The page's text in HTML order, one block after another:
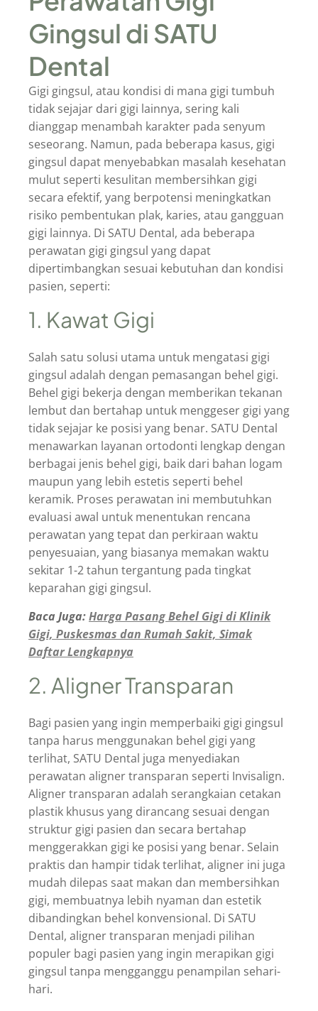
Gingsul di SATU
Dental
Gigi gingsul, atau kondisi di mana gigi tumbuh
tidak sejajar dari gigi lainnya, sering kali
dianggap menambah karakter pada senyum
seseorang. Namun, pada beberapa kasus, gigi
gingsul dapat menyebabkan masalah kesehatan
mulut seperti kesulitan membersihkan gigi
secara efektif, yang berpotensi meningkatkan
risiko pembentukan plak, karies, atau gangguan
gigi lainnya. Di SATU Dental, ada beberapa
perawatan gigi gingsul yang dapat
dipertimbangkan sesuai kebutuhan dan kondisi
pasien, seperti:
1. Kawat Gigi
Salah satu solusi utama untuk mengatasi gigi
gingsul adalah dengan pemasangan behel gigi.
Behel gigi bekerja dengan memberikan tekanan
lembut dan bertahap untuk menggeser gigi yang
tidak sejajar ke posisi yang benar. SATU Dental
menawarkan layanan ortodonti lengkap dengan
berbagai jenis behel gigi, baik dari bahan logam
maupun yang lebih estetis seperti behel
keramik. Proses perawatan ini membutuhkan
evaluasi awal untuk menentukan rencana
perawatan yang tepat dan perkiraan waktu
penyesuaian, yang biasanya memakan waktu
sekitar 1-2 tahun tergantung pada tingkat
keparahan gigi gingsul.
Baca Juga:Harga Pasang Behel Gigi di Klinik
Gigi, Puskesmas dan Rumah Sakit, Simak
Daftar Lengkapnya
2. Aligner Transparan
Bagi pasien yang ingin memperbaiki gigi gingsul
tanpa harus menggunakan behel gigi yang
terlihat, SATU Dental juga menyediakan
perawatan aligner transparan seperti Invisalign.
Aligner transparan adalah serangkaian cetakan
plastik khusus yang dirancang sesuai dengan
struktur gigi pasien dan secara bertahap
menggerakkan gigi ke posisi yang benar. Selain
praktis dan hampir tidak terlihat, aligner ini juga
mudah dilepas saat makan dan membersihkan
gigi, membuatnya lebih nyaman dan estetik
dibandingkan behel konvensional. Di SATU
Dental, aligner transparan menjadi pilihan
populer bagi pasien yang ingin merapikan gigi
gingsul tanpa mengganggu penampilan sehari-
hari.